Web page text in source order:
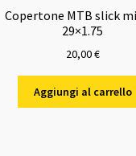
Copertone MTB slick
29×1.75
20,00€
Aggiungi al carrello